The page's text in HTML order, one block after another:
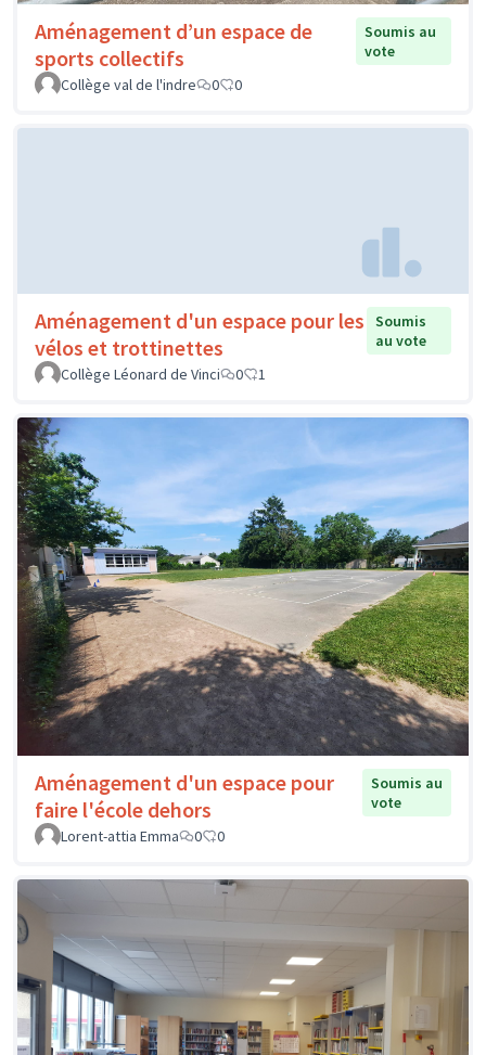
Aménagement d’un espace de
sports collectifs
Soumis au
vote
Collège val de l'indre
0 0
Aménagement d'un espace pour les
vélos et trottinettes
Soumis
au vote
Collège Léonard de Vinci
0 1
Aménagement d'un espace pour
faire l'école dehors
Soumis au
vote
Lorent-attia Emma
0 0